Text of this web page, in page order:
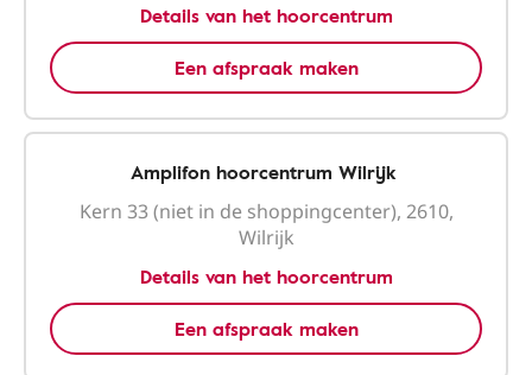
Details van het hoorcentrum
Een afspraak maken
Amplifon hoorcentrum Wilrijk
Kern 33 (niet in de shoppingcenter), 2610,
Wilrijk
Details van het hoorcentrum
Een afspraak maken